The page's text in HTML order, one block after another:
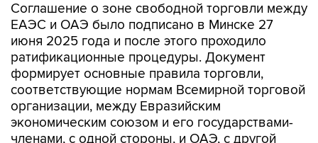
Соглашение о зоне свободной торговли между
ЕАЭС и ОАЭ было подписано в Минске 27
июня 2025 года и после этого проходило
ратификационные процедуры. Документ
формирует основные правила торговли,
соответствующие нормам Всемирной торговой
организации, между Евразийским
экономическим союзом и его государствами-
членами, с одной стороны, и ОАЭ, с другой